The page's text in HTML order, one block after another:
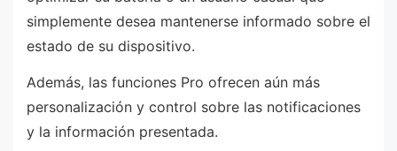
simplemente desea mantenerse informado sobre el
estado de su dispositivo.
Además, las funciones Pro ofrecen aún más
personalización y control sobre las notificaciones
y la información presentada.